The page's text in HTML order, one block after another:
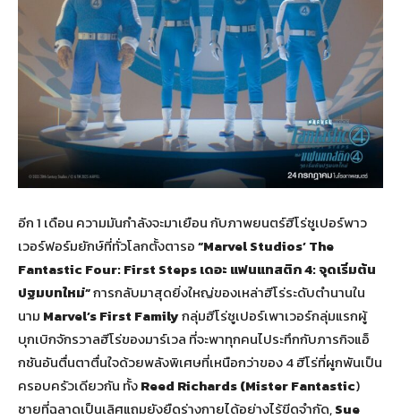
อีก 1 เดือน ความมันกำลังจะมาเยือน กับภาพยนตร์ฮีโร่ซูเปอร์พาว
เวอร์ฟอร์มยักษ์ที่ทั่วโลกตั้งตารอ“Marvel Studios’ The
Fantastic Four: First Steps เดอะ แฟนแทสติก 4: จุดเริ่มต้น
ปฐมบทใหม่”การกลับมาสุดยิ่งใหญ่ของเหล่าฮีโร่ระดับตำนานใน
นาม Marvel’s First Familyกลุ่มฮีโร่ซูเปอร์เพาเวอร์กลุ่มแรกผู้
บุกเบิกจักรวาลฮีโร่ของมาร์เวล ที่จะพาทุกคนไประทึกกับภารกิจแอ็
กชันอันตื่นตาตื่นใจด้วยพลังพิเศษที่เหนือกว่าของ 4 ฮีโร่ที่ผูกพันเป็น
ครอบครัวเดียวกัน ทั้งReed Richards (Mister Fantastic)
ชายที่ฉลาดเป็นเลิศแถมยังยืดร่างกายได้อย่างไร้ขีดจำกัด,Sue